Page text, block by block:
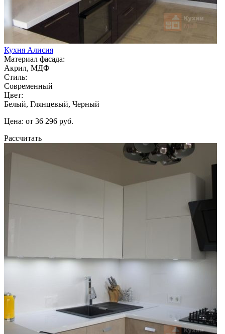
Кухня Алисия
Материал фасада:
Акрил, МДФ
Стиль:
Современный
Цвет:
Белый, Глянцевый, Черный
Цена: от 36 296 руб.
Рассчитать